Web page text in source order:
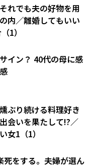
れでも夫の好物を用
内／離婚してもいい
1）
イン？ 40代の母に感
ぶり続ける料理好き
会いを果たして!?／
女1（1）
死をする。夫婦が選ん